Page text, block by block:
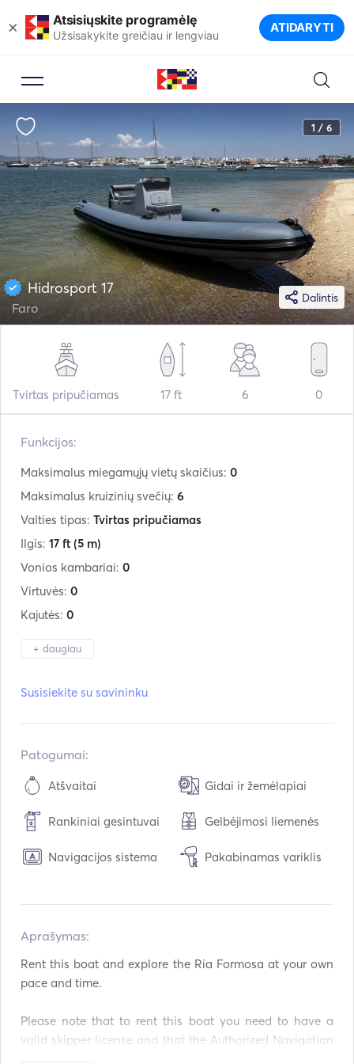
× Atsisiųskite programėlę
Užsisakykite greičiau ir lengviau ATIDARYTI
1 / 6
Dalintis
Hidrosport 17
Faro
Tvirtas pripučiamas 17 ft 6 0
Funkcijos:
Maksimalus miegamųjų vietų skaičius: 0
Maksimalus kruizinių svečių: 6
Valties tipas: Tvirtas pripučiamas
Ilgis: 17 ft (5 m)
Vonios kambariai: 0
Virtuvės: 0
Kajutės: 0
+ daugiau
Varikliai:1 x 60hp
Kuro tipas:
Vartojimas:
Kuro talpa:90 L
Maksimalus kreiserinis greitis:26
Susisiekite su savininku
Patogumai:
Atšvaitai Gidai ir žemėlapiai
Rankiniai gesintuvai Gelbėjimosi liemenės
Navigacijos sistema Pakabinamas variklis
Aprašymas:
Rent this boat and explore the Ria Formosa at your own
pace and time.
Please note that to rent this boat you need to have a
valid skipper license and that the Authorized Navigation